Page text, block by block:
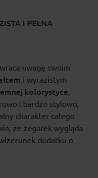
I PEŁNA
uwagę swoim
i wyrazistym
kolorystyce,
i bardzo stylowo,
charakter całego
że zegarek wygląda
dodatku o